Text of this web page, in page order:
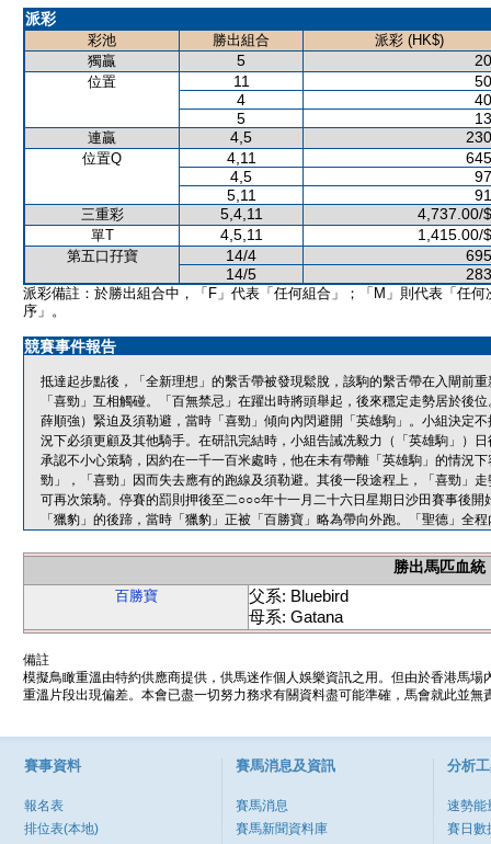
派彩
彩池 勝出組合
派彩 (HK$)
獨贏
5
位置 11
4
5
連贏 4,5
位置Q 4,11
4,5
5,11
三重彩 5,4,11 4,737.00/
單T 4,5,11 1,415.00/
第五口孖寶 14/4
14/5
派彩備註：於勝出組合中，「F」代表「任何組合」；「M」則代表「任何
序」。
競賽事件報告
抵達起步點後，「全新理想」的繫舌帶被發現鬆脫，該駒的繫舌帶在入閘前
「喜勁」互相觸碰。「百無禁忌」在躍出時將頭舉起，後來穩定走勢居於後
薛順強）緊迫及須勒避，當時「喜勁」傾向內閃避開「英雄駒」。小組決定
況下必須更顧及其他騎手。在研訊完結時，小組告誡冼毅力（「英雄駒」）
承認不小心策騎，因約在一千一百米處時，他在未有帶離「英雄駒」的情況
勁」，「喜勁」因而失去應有的跑線及須勒避。其後一段途程上，「喜勁」
可再次策騎。停賽的罰則押後至二○○○年十一月二十六日星期日沙田賽事後
「獵豹」的後蹄，當時「獵豹」正被「百勝寶」略為帶向外跑。「聖德」全
勝出馬匹血統
百勝寶
父系: Bluebird
母系: Gatana
備註
模擬鳥瞰重溫由特約供應商提供，供馬迷作個人娛樂資訊之用。但由於香港馬
重溫片段出現偏差。本會已盡一切努力務求有關資料盡可能準確，馬會就此並
賽事資料
報名表
排位表(本地)
賽馬消息及資訊
賽馬消息
賽馬新聞資料庫
分析
速勢能
賽日數